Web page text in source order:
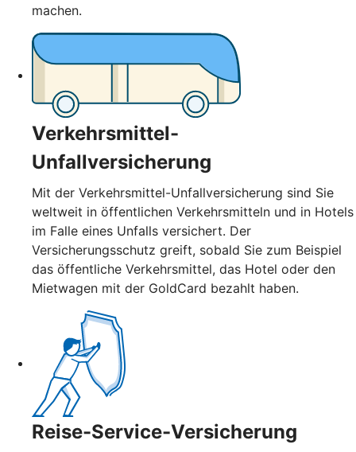
machen.
Verkehrsmittel-
Unfallversicherung
Mit der Verkehrsmittel-Unfallversicherung sind Sie
weltweit in öffentlichen Verkehrsmitteln und in Hotels
im Falle eines Unfalls versichert. Der
Versicherungsschutz greift, sobald Sie zum Beispiel
das öffentliche Verkehrsmittel, das Hotel oder den
Mietwagen mit der GoldCard bezahlt haben.
Reise-Service-Versicherung